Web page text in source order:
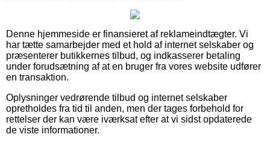
Denne hjemmeside er finansieret af reklameindtægter. Vi
har tætte samarbejder med et hold af internet selskaber og
præsenterer butikkernes tilbud, og indkasserer betaling
under forudsætning af at en bruger fra vores website udfører
en transaktion.
Oplysninger vedrørende tilbud og internet selskaber
opretholdes fra tid til anden, men der tages forbehold for
rettelser der kan være iværksat efter at vi sidst opdaterede
de viste informationer.